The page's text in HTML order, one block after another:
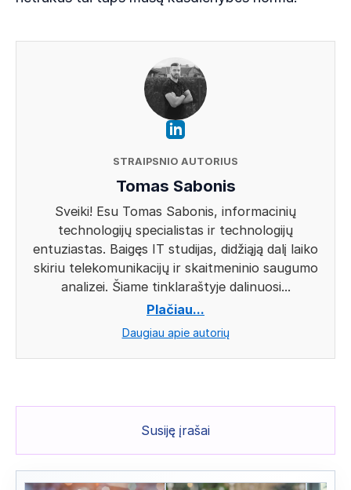
STRAIPSNIO AUTORIUS
Tomas Sabonis
Sveiki! Esu Tomas Sabonis, informacinių
technologijų specialistas ir technologijų
entuziastas. Baigęs IT studijas, didžiąją dalį laiko
skiriu telekomunikacijų ir skaitmeninio saugumo
analizei. Šiame tinklaraštyje dalinuosi...
Plačiau...
Daugiau apie autorių
Susiję įrašai